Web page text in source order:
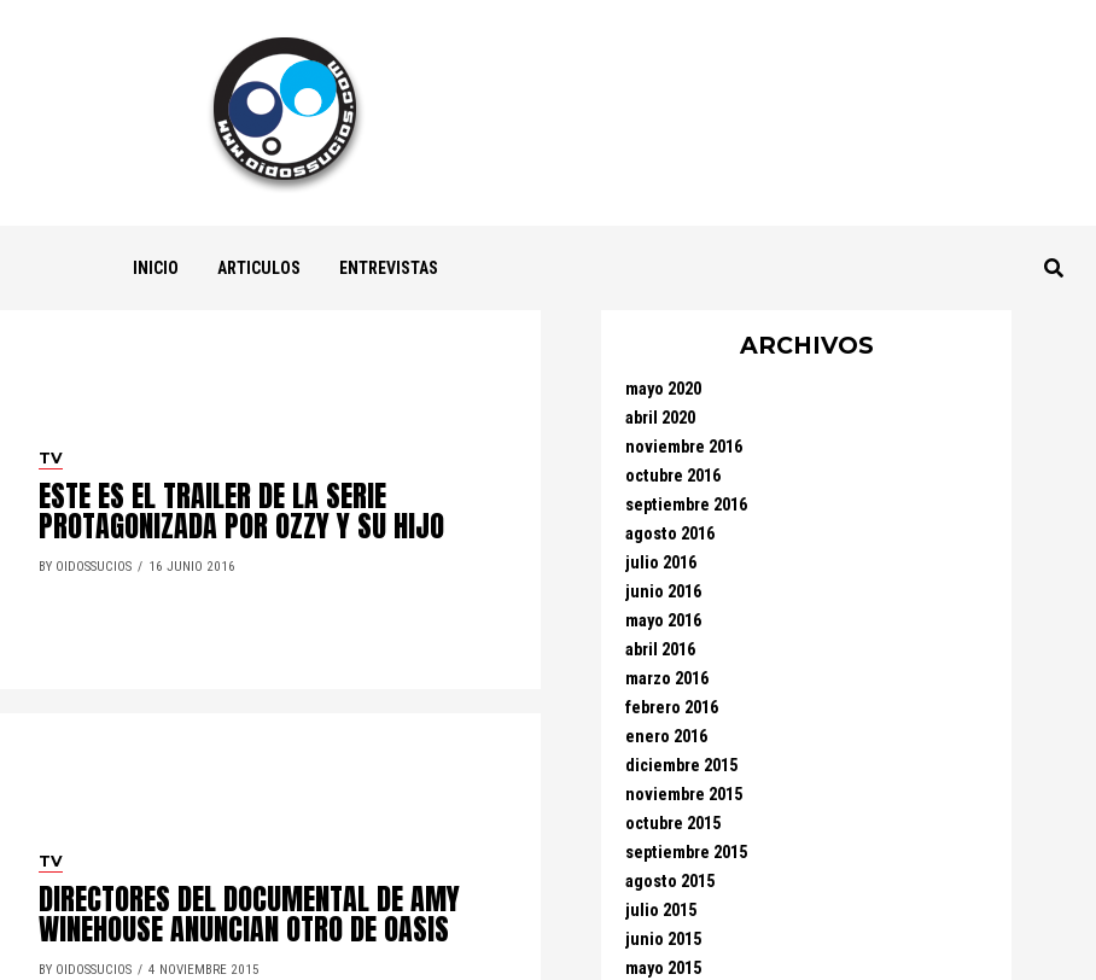
INICIO ARTICULOS ENTREVISTAS
TV
ESTE ES EL TRAILER DE LA SERIE
PROTAGONIZADA POR OZZY Y SU HIJO
BY OIDOSSUCIOS 16 JUNIO 2016
TV
DIRECTORES DEL DOCUMENTAL DE AMY
WINEHOUSE ANUNCIAN OTRO DE OASIS
BY OIDOSSUCIOS 4 NOVIEMBRE 2015
ARCHIVOS
mayo 2020
abril 2020
noviembre 2016
octubre 2016
septiembre 2016
agosto 2016
julio 2016
junio 2016
mayo 2016
abril 2016
marzo 2016
febrero 2016
enero 2016
diciembre 2015
noviembre 2015
octubre 2015
septiembre 2015
agosto 2015
julio 2015
junio 2015
mayo 2015